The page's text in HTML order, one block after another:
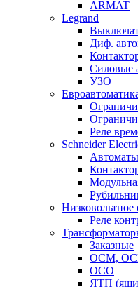
ARMAT
Legrand
Диф.
Силовые
УЗО
Реле
Schneider
Реле
Заказные
ОСМ,
ОСО
ЯТП